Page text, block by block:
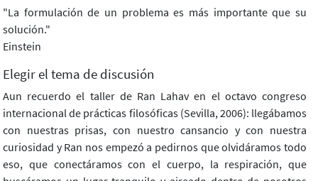
"La formulación de un problema es más importante que su
solución."
Einstein
Elegir el tema de discusión
Aun recuerdo el taller de Ran Lahav en el octavo congreso
internacional de prácticas filosóficas (Sevilla, 2006): llegábamos
con nuestras prisas, con nuestro cansancio y con nuestra
curiosidad y Ran nos empezó a pedirnos que olvidáramos todo
eso, que conectáramos con el cuerpo, la respiración, que